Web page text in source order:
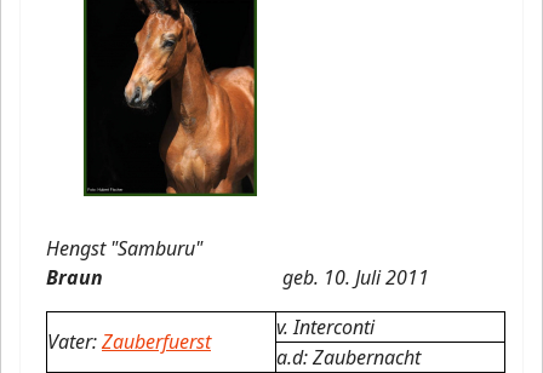
Hengst "Samburu"
Braun geb. 10. Juli 2011
Vater:Zauberfuerst
v. Interconti
a.d: Zaubernacht